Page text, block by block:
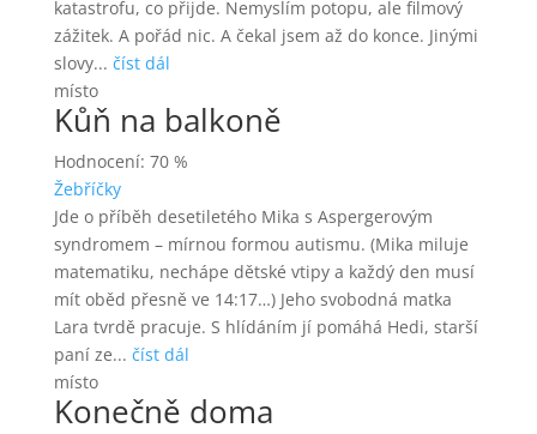
katastrofu, co přijde. Nemyslím potopu, ale filmový
zážitek. A pořád nic. A čekal jsem až do konce. Jinými
slovy... číst dál
místo
Kůň na balkoně
Hodnocení: 70 %
Žebříčky
Jde o příběh desetiletého Mika s Aspergerovým
syndromem – mírnou formou autismu. (Mika miluje
matematiku, nechápe dětské vtipy a každý den musí
mít oběd přesně ve 14:17…) Jeho svobodná matka
Lara tvrdě pracuje. S hlídáním jí pomáhá Hedi, starší
paní ze... číst dál
místo
Konečně doma